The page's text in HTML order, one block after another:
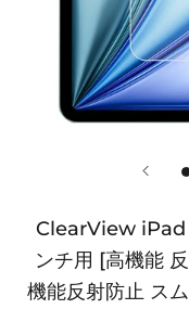
ClearView iPad
ンチ用 [高機能
機能反射防止 ス